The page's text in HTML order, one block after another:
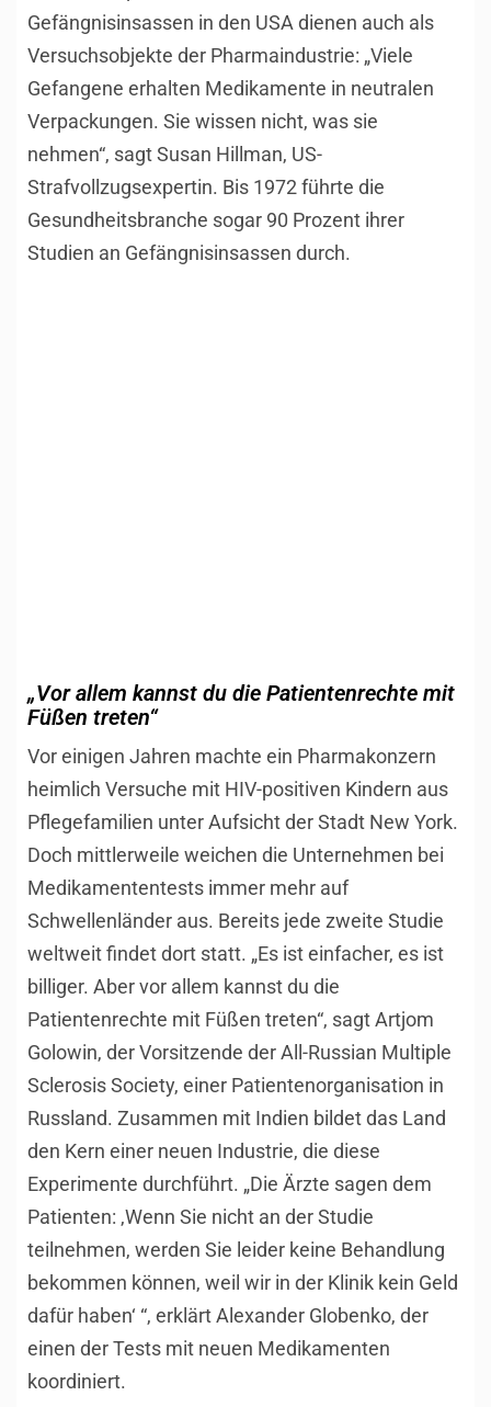
Gefängnisinsassen in den USA dienen auch als
Versuchsobjekte der Pharmaindustrie: „Viele
Gefangene erhalten Medikamente in neutralen
Verpackungen. Sie wissen nicht, was sie
nehmen“, sagt Susan Hillman, US-
Strafvollzugsexpertin. Bis 1972 führte die
Gesundheitsbranche sogar 90 Prozent ihrer
Studien an Gefängnisinsassen durch.
„Vor allem kannst du die Patientenrechte mit
Füßen treten“
Vor einigen Jahren machte ein Pharmakonzern
heimlich Versuche mit HIV-positiven Kindern aus
Pflegefamilien unter Aufsicht der Stadt New York.
Doch mittlerweile weichen die Unternehmen bei
Medikamententests immer mehr auf
Schwellenländer aus. Bereits jede zweite Studie
weltweit findet dort statt. „Es ist einfacher, es ist
billiger. Aber vor allem kannst du die
Patientenrechte mit Füßen treten“, sagt Artjom
Golowin, der Vorsitzende der All-Russian Multiple
Sclerosis Society, einer Patientenorganisation in
Russland. Zusammen mit Indien bildet das Land
den Kern einer neuen Industrie, die diese
Experimente durchführt. „Die Ärzte sagen dem
Patienten: ‚Wenn Sie nicht an der Studie
teilnehmen, werden Sie leider keine Behandlung
bekommen können, weil wir in der Klinik kein Geld
dafür haben‘ “, erklärt Alexander Globenko, der
einen der Tests mit neuen Medikamenten
koordiniert.